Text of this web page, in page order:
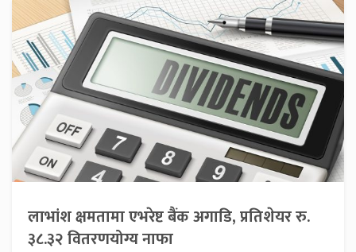
लाभांश क्षमतामा एभरेष्ट बैंक अगाडि, प्रतिशेयर रु.
३८.३२ वितरणयोग्य नाफा